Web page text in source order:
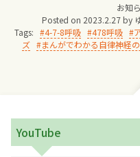
お知
Posted on 2023.2.27by
Tags:
4-7-8呼吸 478呼吸
ズ
まんがでわかる自律神経
YouTube
ゆいクリ